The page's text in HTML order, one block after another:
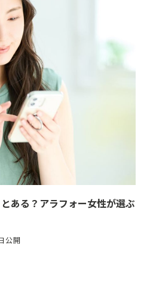
とある？アラフォー女性が選ぶ
公開